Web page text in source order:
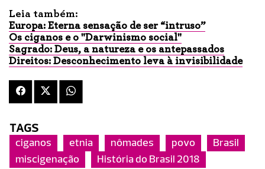
Leia também:
Europa: Eterna sensação de ser “intruso”
Os ciganos e o "Darwinismo social"
Sagrado: Deus, a natureza e os antepassados
Direitos: Desconhecimento leva à invisibilidade
TAGS
ciganos etnia nômades povo
Brasil
miscigenação
História do Brasil 2018